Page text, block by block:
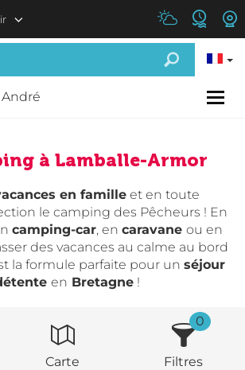
André
à Lamballe-Armor
en famille et en toute
le camping des Pêcheurs ! En
camping-car, en caravane ou en
des vacances au calme au bord
la formule parfaite pour un séjour
en Bretagne!
Carte Filtres
0